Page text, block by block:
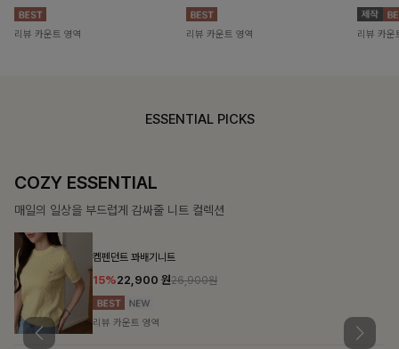
리뷰 카운트 영역 리뷰 카운트 영역 리뷰 카운
ESSENTIAL PICKS
DOUBLE THE JOY
함께할 때 더욱 완벽한, 합리적인 선택으로 채우는 즐거움
필첸체크 스트링블라우스+플레어스커트SET
14%42,900원49,800원
리뷰 카운트 영역